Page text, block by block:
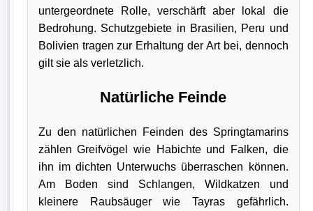
untergeordnete Rolle, verschärft aber lokal die
Bedrohung. Schutzgebiete in Brasilien, Peru und
Bolivien tragen zur Erhaltung der Art bei, dennoch
gilt sie als verletzlich.
Natürliche Feinde
Zu den natürlichen Feinden des Springtamarins
zählen Greifvögel wie Habichte und Falken, die
ihn im dichten Unterwuchs überraschen können.
Am Boden sind Schlangen, Wildkatzen und
kleinere Raubsäuger wie Tayras gefährlich.